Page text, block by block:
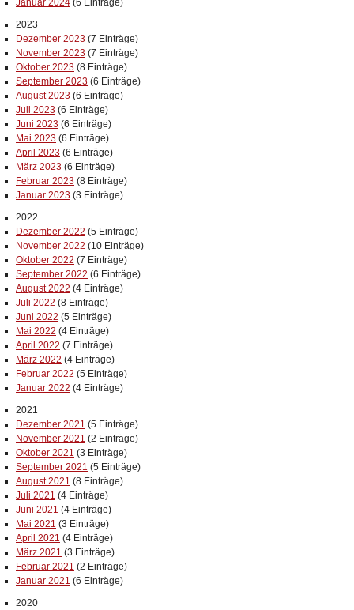
Januar 2024 (6 Einträge)
2023
Dezember 2023 (7 Einträge)
November 2023 (7 Einträge)
Oktober 2023 (8 Einträge)
September 2023 (6 Einträge)
August 2023 (6 Einträge)
Juli 2023 (6 Einträge)
Juni 2023 (6 Einträge)
Mai 2023 (6 Einträge)
April 2023 (6 Einträge)
März 2023 (6 Einträge)
Februar 2023 (8 Einträge)
Januar 2023 (3 Einträge)
2022
Dezember 2022 (5 Einträge)
November 2022 (10 Einträge)
Oktober 2022 (7 Einträge)
September 2022 (6 Einträge)
August 2022 (4 Einträge)
Juli 2022 (8 Einträge)
Juni 2022 (5 Einträge)
Mai 2022 (4 Einträge)
April 2022 (7 Einträge)
März 2022 (4 Einträge)
Februar 2022 (5 Einträge)
Januar 2022 (4 Einträge)
2021
Dezember 2021 (5 Einträge)
November 2021 (2 Einträge)
Oktober 2021 (3 Einträge)
September 2021 (5 Einträge)
August 2021 (8 Einträge)
Juli 2021 (4 Einträge)
Juni 2021 (4 Einträge)
Mai 2021 (3 Einträge)
April 2021 (4 Einträge)
März 2021 (3 Einträge)
Februar 2021 (2 Einträge)
Januar 2021 (6 Einträge)
2020